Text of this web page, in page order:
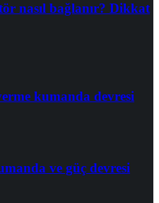
nasıl bağlanır? Dikkat
kumanda devresi
ve güç devresi